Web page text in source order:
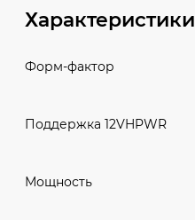
Характеристики
Форм-фактор
Поддержка 12VHPWR
Мощность